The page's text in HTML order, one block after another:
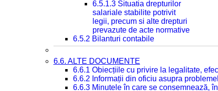
6.5.1.3 Situatia drepturilor
salariale stabilite potrivit
legii, precum si alte drepturi
prevazute de acte normative
6.5.2 Bilanturi contabile
6.6. ALTE DOCUMENTE
6.6.1 Obiecțiile cu privire la legalitate,
6.6.2 Informații din oficiu asupra
6.6.3 Minutele în care se consemnează,